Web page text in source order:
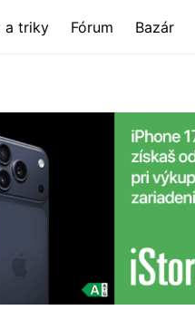
a triky Fórum Bazár